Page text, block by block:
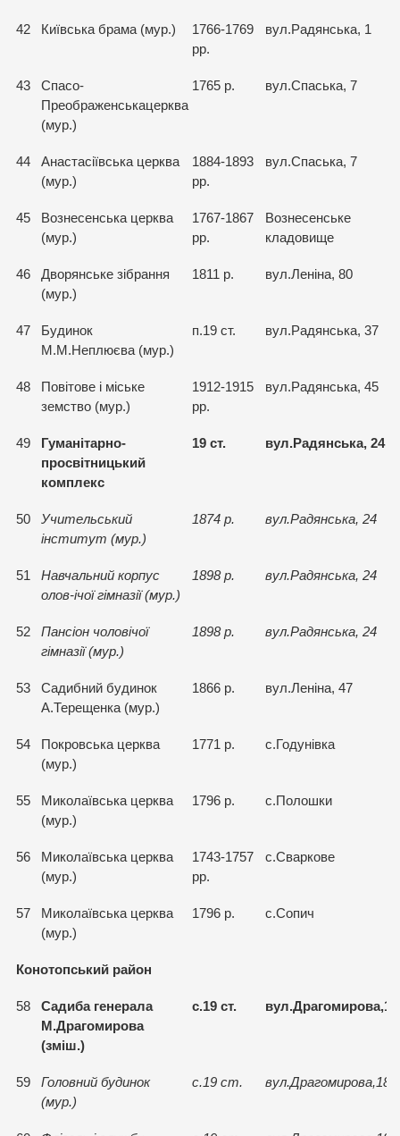
42 Київська брама (мур.)
1766-1769
рр.
вул.Радянська, 1
43
Спасо-
Преображенськацерква
(мур.)
1765 р. вул.Спаська, 7
44
Анастасiївська церква
(мур.)
1884-1893
рр.
вул.Спаська, 7
45
Вознесенська церква
(мур.)
1767-1867
рр.
Вознесенське
кладовище
46
Дворянське зiбрання
(мур.)
1811 р. вул.Ленiна, 80
47
Будинок
М.М.Неплюєва (мур.)
п.19 ст. вул.Радянська, 37
48
Повiтове i мiське
земство (мур.)
1912-1915
рр.
вул.Радянська, 45
49
Гуманiтарно-
просвiтницький
комплекс
19 ст. вул.Радянська, 24
50
Учительський
iнститут (мур.)
1874 р. вул.Радянська, 24
51
Навчальний корпус
олов-iчої гiмназiї (мур.)
1898 р. вул.Радянська, 24
52
Пансiон чоловiчої
гiмназiї (мур.)
1898 р. вул.Радянська, 24
53
Садибний будинок
А.Терещенка (мур.)
1866 р. вул.Ленiна, 47
54
Покровська церква
(мур.)
1771 р. с.Годунiвка
55
Миколаївська церква
(мур.)
1796 р. с.Полошки
56
Миколаївська церква
(мур.)
1743-1757
рр.
с.Сваркове
57
Миколаївська церква
(мур.)
1796 р. с.Сопич
Конотопський район
58
Садиба генерала
М.Драгомирова
(зміш.)
с.19 ст. вул.Драгомирова,18
59
Головний будинок
(мур.)
с.19 ст. вул.Драгомирова,18